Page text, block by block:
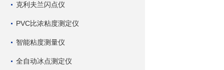
克利夫兰闪点仪
PVC比浓粘度测定仪
智能粘度测量仪
全自动冰点测定仪